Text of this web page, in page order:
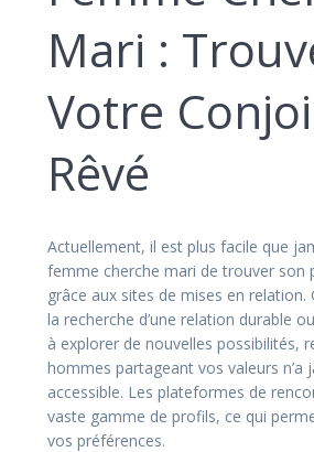
Mari :
Votre
Rêvé
Actuellement, il est plus facile que
femme cherche mari de trouver son
grâce aux sites de mises en relation.
la recherche d’une relation durable
à explorer de nouvelles possibilités,
hommes partageant vos valeurs n’a
accessible. Les plateformes de
vaste gamme de profils, ce qui
vos préférences.